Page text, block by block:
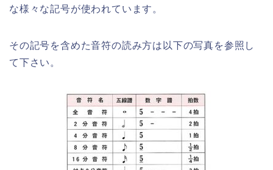
な様々な記号が使われています。
その記号を含めた音符の読み方は以下の写真を参照し
て下さい。